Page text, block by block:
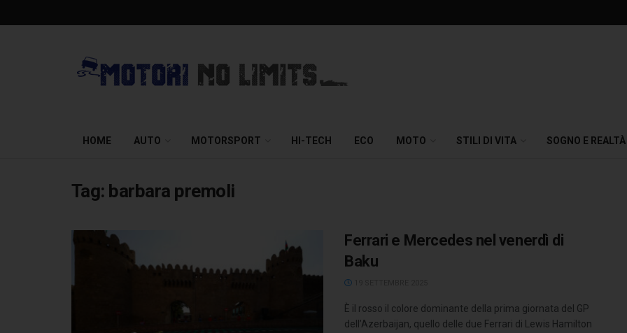
HOME AUTO MOTORSPORT HI-TECH ECO MOTO STILI DI VITA SOGNO E REALTÀ
Tag: barbara premoli
Ferrari e Mercedes nel venerdì di
Baku
È il rosso il colore dominante della prima giornata del GP
dell’Azerbaijan, quello delle due Ferrari di Lewis Hamilton